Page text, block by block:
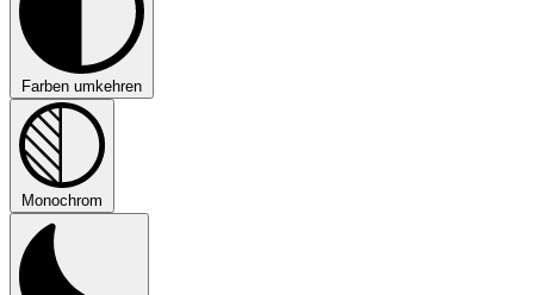
Farben umkehren
Monochrom